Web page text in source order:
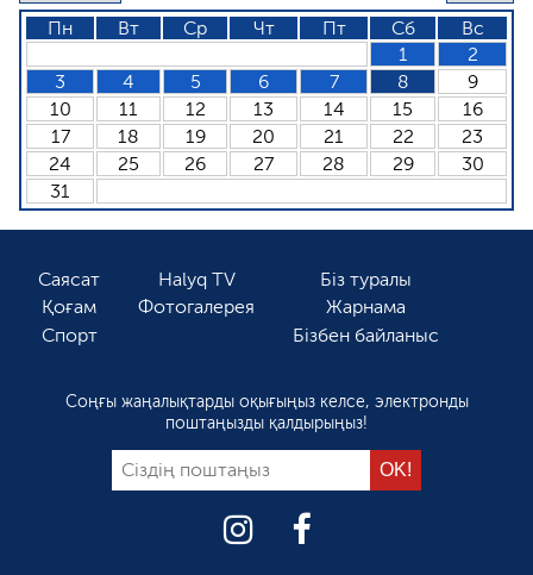
Пн Вт Ср Чт Пт Сб
Вс
1
2
3
4 5 6 7 8
9
10
11 12 13 14 15
16
17
18 19 20 21 22
23
24
25 26 27 28 29
30
31
Саясат
Қоғам
Спорт
Halyq TV
Фотогалерея
Біз туралы
Жарнама
Бізбен байланыс
Соңғы жаңалықтарды оқығыңыз келсе, электронды
поштаңызды қалдырыңыз!